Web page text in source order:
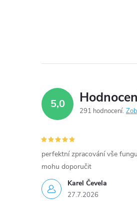
í
p
r
k
y
v
5,0
291 hodnocení
Karel Čevela
27.7.2026
perfektní zpracování vše
mohu doporučit